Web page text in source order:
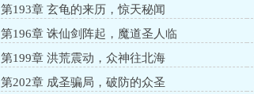
第193章 玄龟的来历，惊天秘闻
第196章 诛仙剑阵起，魔道圣人临
第199章 洪荒震动，众神往北海
第202章 成圣骗局，破防的众圣